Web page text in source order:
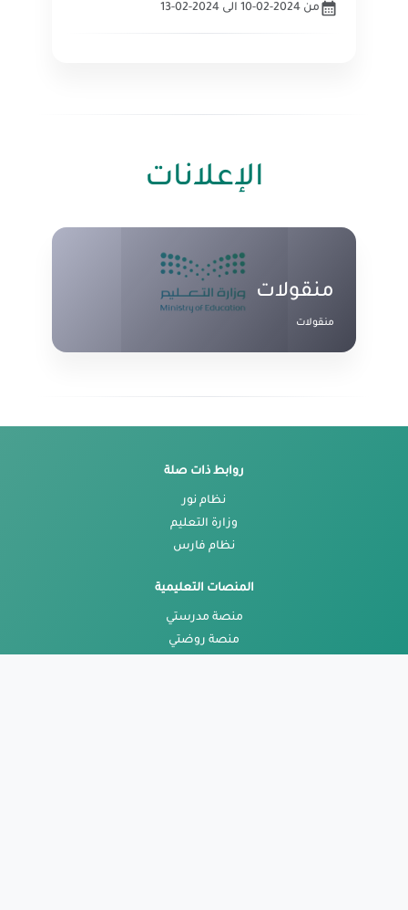
من 2024-02-10 الى 2024-02-13
الإعلانات
منقولات
منقولات
روابط ذات صلة
نظام نور
وزارة التعليم
نظام فارس
المنصات التعليمية
منصة مدرستي
منصة روضتي